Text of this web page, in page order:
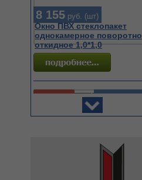
Окно ПВХ стеклопакет
однокамерное поворотно
откидное 1,0*1,0
8 155 руб. (шт)